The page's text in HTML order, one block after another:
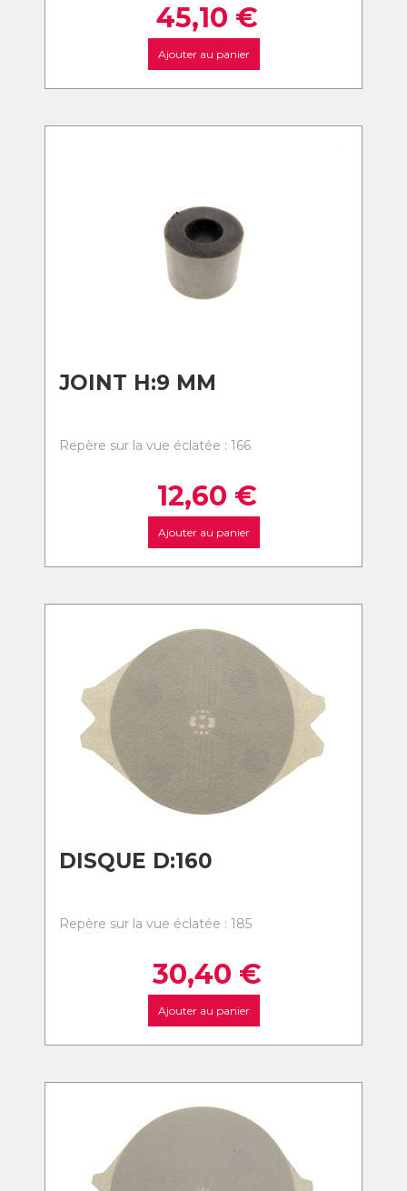
45,10 €
Ajouter au panier
JOINT H:9 MM
Repère sur la vue éclatée : 166
12,60 €
Ajouter au panier
DISQUE D:160
Repère sur la vue éclatée : 185
30,40 €
Ajouter au panier